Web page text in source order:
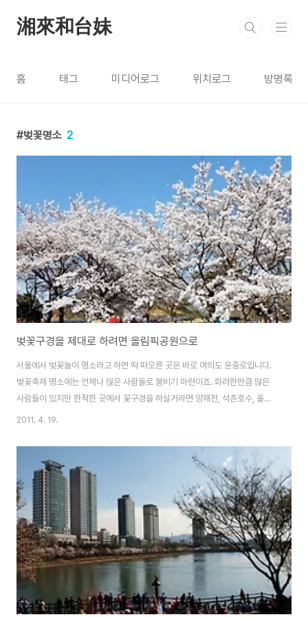
湘來和台妹
홈 태그 미디어로그 위치로그 방명록
벚꽃명소 2
벚꽃구경을 제대로 하려면 올림픽공원으로
서울에서 벚꽃놀이 명소라고 하면 딱 떠오른 곳은 바로 여의도 윤중로입니다.
벚꽃축제 명소에는 언제나 많은 사람들로 붐비기 마련이죠. 화려한만큼 많은
사람들이 있지만 한적한 곳에서 꽃구경을 하실거라면 양재천, 석촌호수, 올림
픽공원을 추천합니다. 며칠동안 석촌호수 벚꽃을 열심히 올렸으니, 오늘은 바
보도블럭 공사가 있어 이동하기 불편했었는데 이젠 대부분 공사가 완료된 듯
합니다. 제가 사진 찍는 곳이 매번 석촌호수 그리고 올림픽공원이긴 하지만^^
전 송파쪽이 참 좋네요. 작년에 이어 올해도 찾은 올림픽공원 벚꽃이 활짝 피었
습니다. 많은 사람이 붐비는 곳보단 이렇게 여유를 가지고 감상 할 수 있다는 매
력이 바로 올림픽공원입니다. 이젠 몽..
2011. 4. 19.